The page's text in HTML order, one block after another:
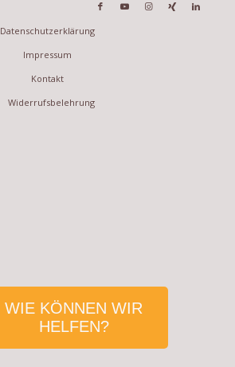
WIE KÖNNEN WIR
HELFEN?
Datenschutzerklärung
Impressum
Kontakt
Widerrufsbelehrung